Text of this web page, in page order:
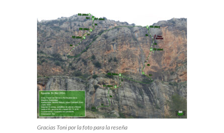
Gracias Toni por la foto para la reseña